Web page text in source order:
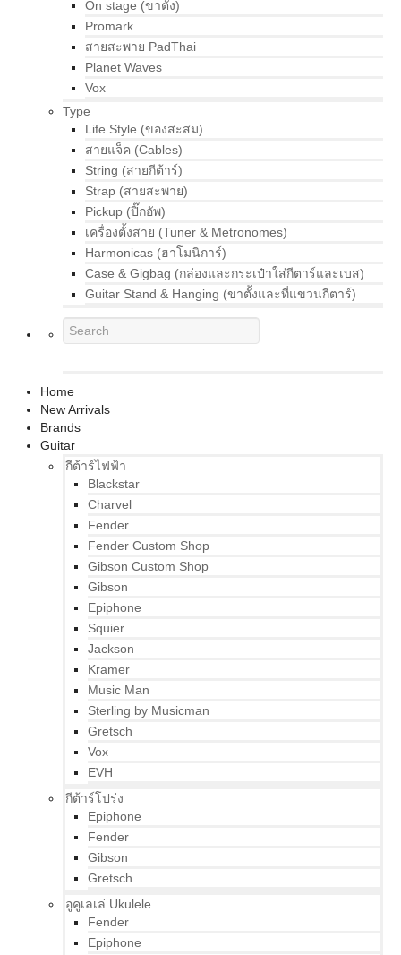
On stage (ขาตั้ง)
Promark
สายสะพาย PadThai
Planet Waves
Vox
Type
Life Style (ของสะสม)
สายแจ็ค (Cables)
String (สายกีต้าร์)
Strap (สายสะพาย)
Pickup (ปิ๊กอัพ)
เครื่องตั้งสาย (Tuner & Metronomes)
Harmonicas (ฮาโมนิการ์)
Case & Gigbag (กล่องและกระเป๋าใส่กีตาร์และเบส)
Guitar Stand & Hanging (ขาตั้งและที่แขวนกีตาร์)
Home
New Arrivals
Brands
Guitar
กีต้าร์ไฟฟ้า
Blackstar
Charvel
Fender
Fender Custom Shop
Gibson Custom Shop
Gibson
Epiphone
Squier
Jackson
Kramer
Music Man
Sterling by Musicman
Gretsch
Vox
EVH
กีต้าร์โปร่ง
Epiphone
Fender
Gibson
Gretsch
อูคูเลเล่ Ukulele
Fender
Epiphone